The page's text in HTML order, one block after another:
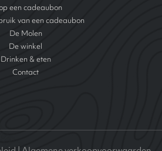
een cadeaubon
van een cadeaubon
De Molen
De winkel
Drinken & eten
Contact